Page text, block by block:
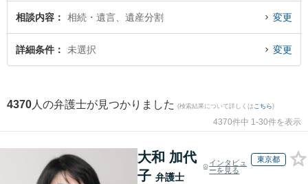
法律相談をお持ちの方は是非ご利用ください。『東京都内で土日や夜間に発生
した遺産分割のトラブルを今すぐに弁護士に相談したい』『遺産分割のトラブ
ル解決の実績豊富な大阪の弁護士を検索したい』『初回相談無料で遺産分割の
相談内容 相続・遺言、遺産分割 変更
詳細条件 未選択 変更
4370 人の弁護士が見つかりました (検索結果について詳しくは こちら)
4370件中 1-30件を表示
大和 加代
子 弁護士
インタビュ
ーを見る
東京都